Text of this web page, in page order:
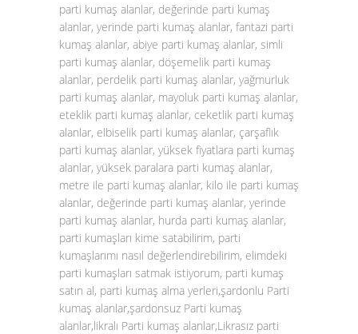
parti kumaş alanlar, değerinde parti kumaş
alanlar, yerinde parti kumaş alanlar, fantazi parti
kumaş alanlar, abiye parti kumaş alanlar, simli
parti kumaş alanlar, döşemelik parti kumaş
alanlar, perdelik parti kumaş alanlar, yağmurluk
parti kumaş alanlar, mayoluk parti kumaş alanlar,
eteklik parti kumaş alanlar, ceketlik parti kumaş
alanlar, elbiselik parti kumaş alanlar, çarşaflık
parti kumaş alanlar, yüksek fiyatlara parti kumaş
alanlar, yüksek paralara parti kumaş alanlar,
metre ile parti kumaş alanlar, kilo ile parti kumaş
alanlar, değerinde parti kumaş alanlar, yerinde
parti kumaş alanlar, hurda parti kumaş alanlar,
parti kumaşları kime satabilirim, parti
kumaşlarımı nasıl değerlendirebilirim, elimdeki
parti kumaşları satmak istiyorum, parti kumaş
satın al, parti kumaş alma yerleri,şardonlu Parti
kumaş alanlar,şardonsuz Parti kumaş
alanlar,likralı Parti kumaş alanlar,Likrasız parti